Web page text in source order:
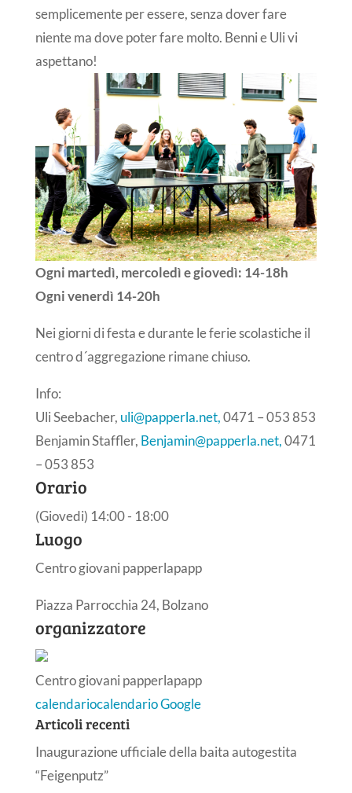
semplicemente per essere, senza dover fare
niente ma dove poter fare molto. Benni e Uli vi
aspettano!
Ogni martedì, mercoledì e giovedì: 14-18h
Ogni venerdì 14-20h
Nei giorni di festa e durante le ferie scolastiche il
centro d´aggregazione rimane chiuso.
Info:
Uli Seebacher, uli@papperla.net,0471 – 053 853
Benjamin Staffler, Benjamin@papperla.net,0471
– 053 853
Orario
(Giovedi) 14:00 - 18:00
Luogo
Centro giovani papperlapapp
Piazza Parrocchia 24, Bolzano
organizzatore
Centro giovani papperlapapp
calendariocalendario Google
Articoli recenti
Inaugurazione ufficiale della baita autogestita
“Feigenputz”